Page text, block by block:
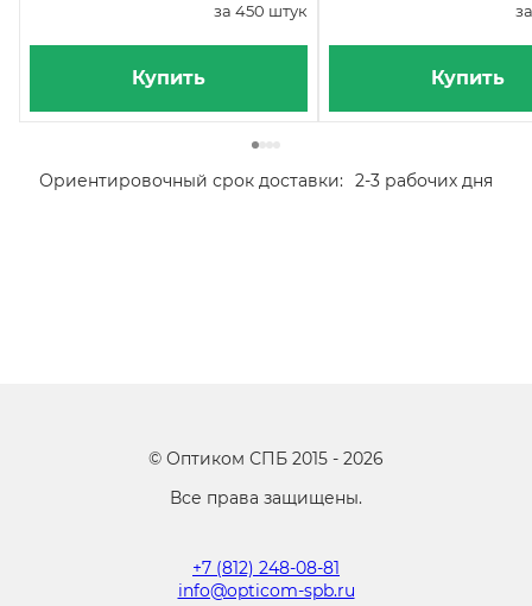
за 450 штук
Купить Купить
Ориентировочный срок доставки: 2-3 рабочих дня
© Оптиком СПБ 2015 - 2026
Все права защищены.
+7 (812) 248-08-81
info@opticom-spb.ru